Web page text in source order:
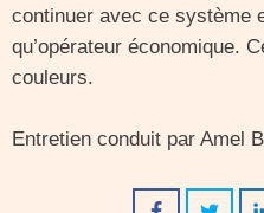
continuer avec ce système
qu’opérateur économique.
couleurs.
Entretien conduit par Amel